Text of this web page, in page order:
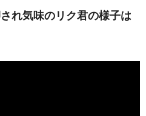
れ気味のリク君の様子は